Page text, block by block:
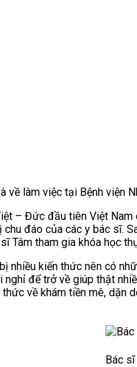
về làm việc tại Bệnh viện
– Đức đầu tiên Việt Nam
chu đáo của các y bác sĩ.
Tâm tham gia khóa học
nhiều kiến thức nên có
để trở về giúp thật
về khám tiền mê, dặn
Bác